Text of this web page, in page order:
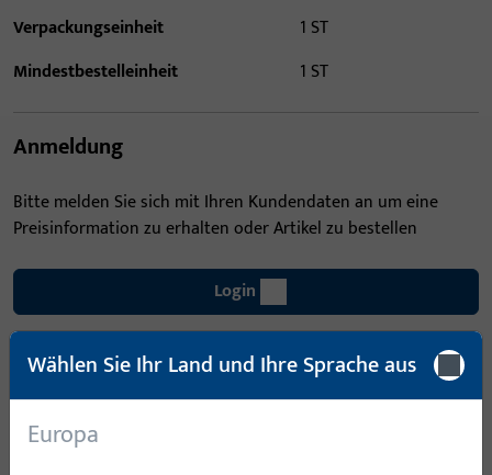
Verpackungseinheit
1 ST
Mindestbestelleinheit
1 ST
Anmeldung
Bitte melden Sie sich mit Ihren Kundendaten an um eine
Preisinformation zu erhalten oder Artikel zu bestellen
Login
Account erstellen
Wählen Sie Ihr Land und Ihre Sprache aus
Europa